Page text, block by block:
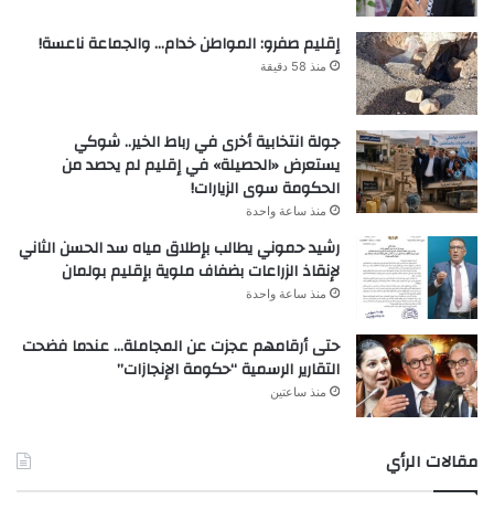
إقليم صفرو: المواطن خدام… والجماعة ناعسة!
منذ 58 دقيقة
جولة انتخابية أخرى في رباط الخير.. شوكي
يستعرض «الحصيلة» في إقليم لم يحصد من
الحكومة سوى الزيارات!
منذ ساعة واحدة
رشيد حموني يطالب بإطلاق مياه سد الحسن الثاني
لإنقاذ الزراعات بضفاف ملوية بإقليم بولمان
منذ ساعة واحدة
حتى أرقامهم عجزت عن المجاملة… عندما فضحت
التقارير الرسمية “حكومة الإنجازات”
منذ ساعتين
مقالات الرأي